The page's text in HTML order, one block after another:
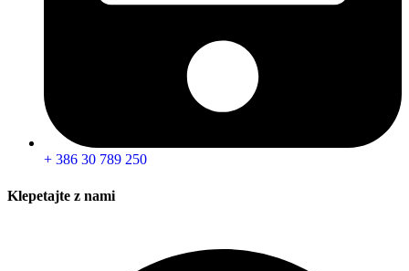
+ 386 30 789 250
Klepetajte z nami